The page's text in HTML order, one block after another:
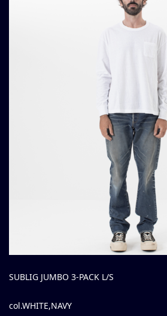
SUBLIG JUMBO 3-PACK L/S
col.WHITE,NAVY